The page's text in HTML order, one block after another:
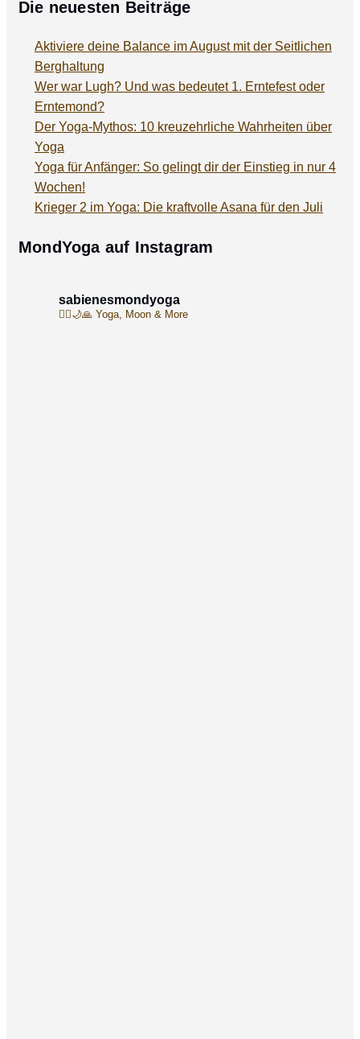
Die neuesten Beiträge
Aktiviere deine Balance im August mit der Seitlichen
Berghaltung
Wer war Lugh? Und was bedeutet 1. Erntefest oder
Erntemond?
Der Yoga-Mythos: 10 kreuzehrliche Wahrheiten über
Yoga
Yoga für Anfänger: So gelingt dir der Einstieg in nur 4
Wochen!
Krieger 2 im Yoga: Die kraftvolle Asana für den Juli
MondYoga auf Instagram
sabienesmondyoga
🧘‍♀️🌙🙏 Yoga, Moon & More